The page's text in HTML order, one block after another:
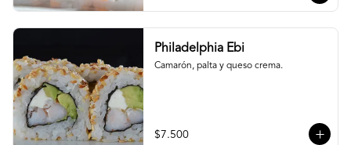
Philadelphia Ebi
Camarón, palta y queso crema.
$7.500